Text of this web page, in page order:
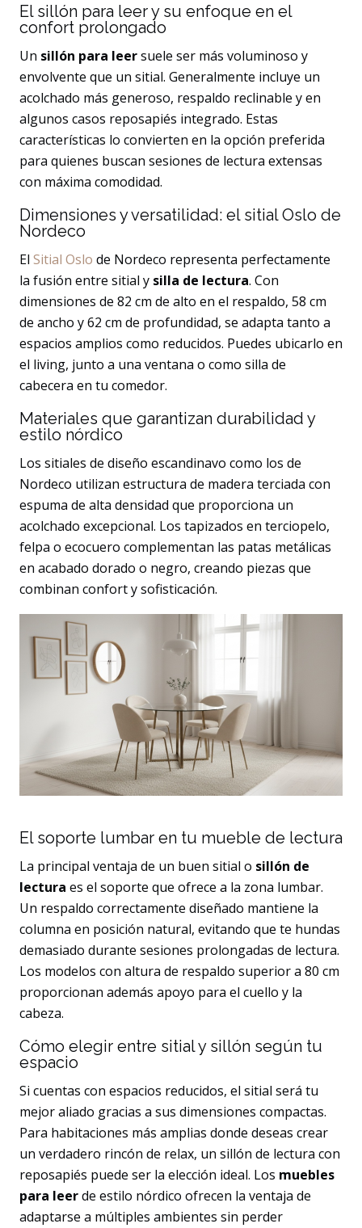
El sillón para leer y su enfoque en el
confort prolongado
Un sillón para leersuele ser más voluminoso y
envolvente que un sitial. Generalmente incluye un
acolchado más generoso, respaldo reclinable y en
algunos casos reposapiés integrado. Estas
características lo convierten en la opción preferida
para quienes buscan sesiones de lectura extensas
con máxima comodidad.
Dimensiones y versatilidad: el sitial Oslo de
Nordeco
El Sitial Oslo de Nordeco representa perfectamente
la fusión entre sitial y silla de lectura. Con
dimensiones de 82 cm de alto en el respaldo, 58 cm
de ancho y 62 cm de profundidad, se adapta tanto a
espacios amplios como reducidos. Puedes ubicarlo en
el living, junto a una ventana o como silla de
cabecera en tu comedor.
Materiales que garantizan durabilidad y
estilo nórdico
Los sitiales de diseño escandinavo como los de
Nordeco utilizan estructura de madera terciada con
espuma de alta densidad que proporciona un
acolchado excepcional. Los tapizados en terciopelo,
felpa o ecocuero complementan las patas metálicas
en acabado dorado o negro, creando piezas que
combinan confort y sofisticación.
El soporte lumbar en tu mueble de lectura
La principal ventaja de un buen sitial o sillón de
lectura es el soporte que ofrece a la zona lumbar.
Un respaldo correctamente diseñado mantiene la
columna en posición natural, evitando que te hundas
demasiado durante sesiones prolongadas de lectura.
Los modelos con altura de respaldo superior a 80 cm
proporcionan además apoyo para el cuello y la
cabeza.
Cómo elegir entre sitial y sillón según tu
espacio
Si cuentas con espacios reducidos, el sitial será tu
mejor aliado gracias a sus dimensiones compactas.
Para habitaciones más amplias donde deseas crear
un verdadero rincón de relax, un sillón de lectura con
reposapiés puede ser la elección ideal. Los muebles
para leerde estilo nórdico ofrecen la ventaja de
adaptarse a múltiples ambientes sin perder